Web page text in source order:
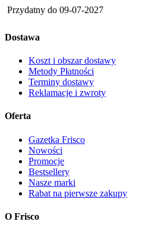
Przydatny do 09-07-2027
Dostawa
Koszt i obszar dostawy
Metody Płatności
Terminy dostawy
Reklamacje i zwroty
Oferta
Gazetka Frisco
Nowości
Promocje
Bestsellery
Nasze marki
Rabat na pierwsze zakupy
O Frisco